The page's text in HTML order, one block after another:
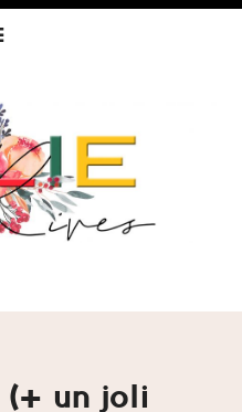
un joli